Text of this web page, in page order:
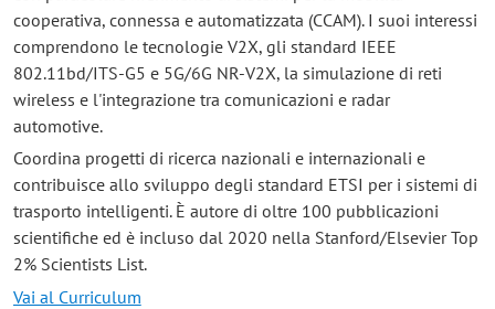
cooperativa, connessa e automatizzata (CCAM). I suoi interessi
comprendono le tecnologie V2X, gli standard IEEE
802.11bd/ITS-G5 e 5G/6G NR-V2X, la simulazione di reti
wireless e l'integrazione tra comunicazioni e radar
automotive.
Coordina progetti di ricerca nazionali e internazionali e
contribuisce allo sviluppo degli standard ETSI per i sistemi di
trasporto intelligenti. È autore di oltre 100 pubblicazioni
scientifiche ed è incluso dal 2020 nella Stanford/Elsevier Top
2% Scientists List.
Vai al Curriculum